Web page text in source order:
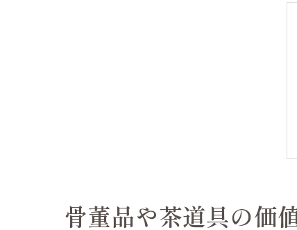
骨董品や茶道具の価